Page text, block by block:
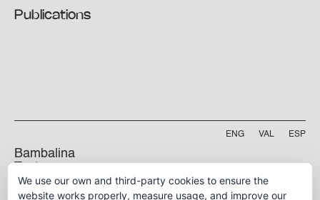
Publications
ENG VAL ESP
Bambalina
Practicable
We use our own and third-party cookies to ensure the
website works properly, measure usage, and improve our